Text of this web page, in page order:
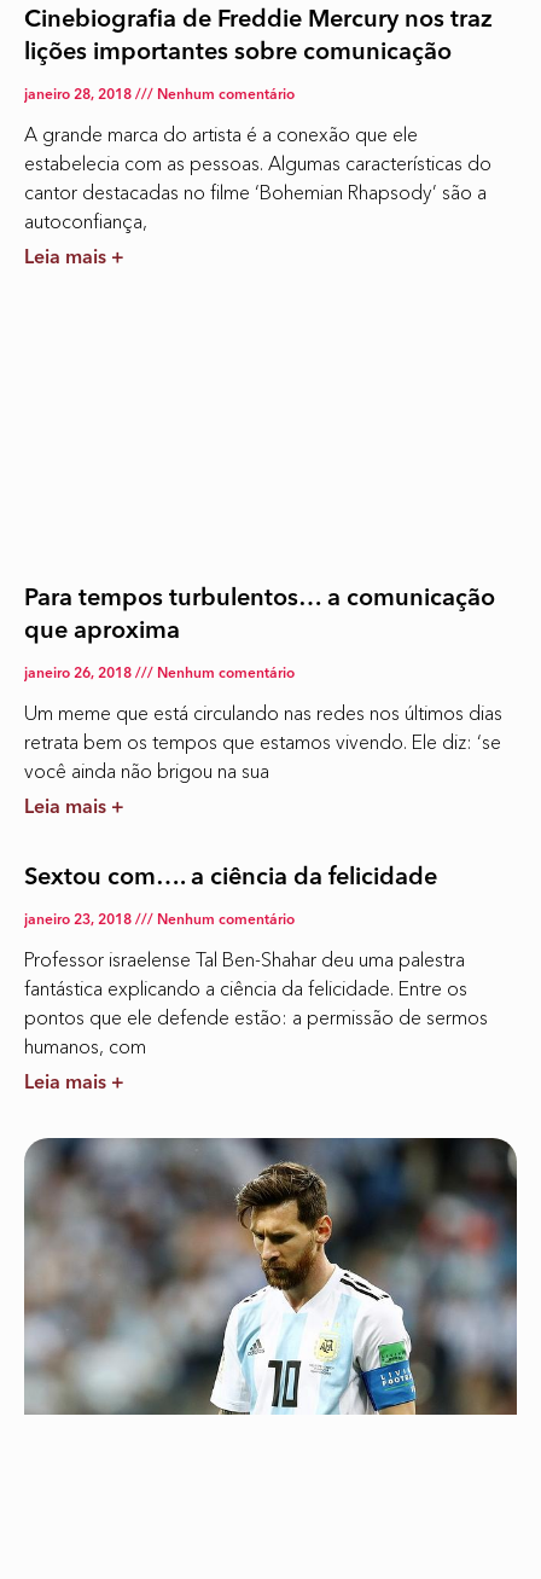
Cinebiografia de Freddie Mercury nos traz
lições importantes sobre comunicação
janeiro 28, 2018 Nenhum comentário
A grande marca do artista é a conexão que ele
estabelecia com as pessoas. Algumas características do
cantor destacadas no filme ‘Bohemian Rhapsody’ são a
autoconfiança,
Leia mais +
Para tempos turbulentos… a comunicação
que aproxima
janeiro 26, 2018 Nenhum comentário
Um meme que está circulando nas redes nos últimos dias
retrata bem os tempos que estamos vivendo. Ele diz: ‘se
você ainda não brigou na sua
Leia mais +
Sextou com…. a ciência da felicidade
janeiro 23, 2018 Nenhum comentário
Professor israelense Tal Ben-Shahar deu uma palestra
fantástica explicando a ciência da felicidade. Entre os
pontos que ele defende estão: a permissão de sermos
humanos, com
Leia mais +